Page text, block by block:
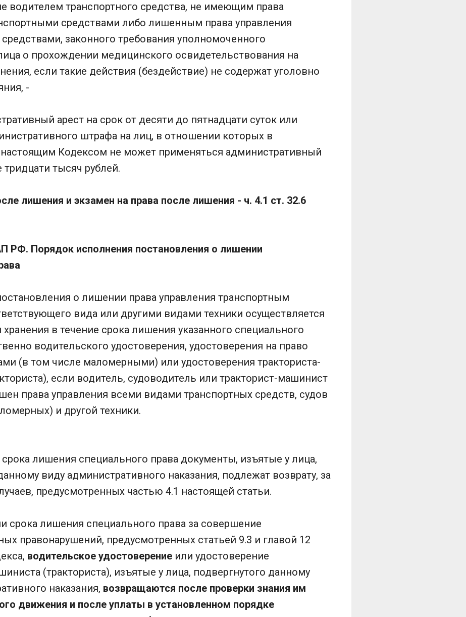
водителем транспортного средства, не имеющим права
средствами либо лишенным права управления
законного требования уполномоченного
о прохождении медицинского освидетельствования на
если такие действия (бездействие) не содержат уголовно
-
арест на срок от десяти до пятнадцати суток или
штрафа на лиц, в отношении которых в
настоящим Кодексом не может применяться административный
тридцати тысяч рублей.
лишения и экзамен на права после лишения - ч. 4.1 ст. 32.6
РФ. Порядок исполнения постановления о лишении
о лишении права управления транспортным
вида или другими видами техники осуществляется
хранения в течение срока лишения указанного специального
водительского удостоверения, удостоверения на право
(в том числе маломерными) или удостоверения тракториста-
если водитель, судоводитель или тракторист-машинист
права управления всеми видами транспортных средств, судов
и другой техники.
лишения специального права документы, изъятые у лица,
виду административного наказания, подлежат возврату, за
предусмотренных частью 4.1 настоящей статьи.
срока лишения специального права за совершение
правонарушений, предусмотренных статьей 9.3 и главой 12
водительское удостоверение или удостоверение
(тракториста), изъятые у лица, подвергнутого данному
наказания, возвращаются после проверки знания им
движения и после уплаты в установленном порядке